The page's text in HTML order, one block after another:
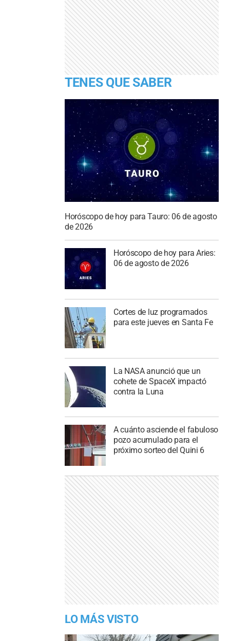
TENES QUE SABER
Horóscopo de hoy para Tauro: 06 de agosto
de 2026
Horóscopo de hoy para Aries:
06 de agosto de 2026
Cortes de luz programados
para este jueves en Santa Fe
La NASA anunció que un
cohete de SpaceX impactó
contra la Luna
A cuánto asciende el fabuloso
pozo acumulado para el
próximo sorteo del Quini 6
LO MÁS VISTO